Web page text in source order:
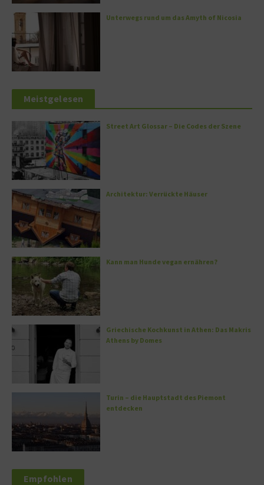
Unterwegs rund um das Amyth of Nicosia
Meistgelesen
Street Art Glossar – Die Codes der Szene
Architektur: Verrückte Häuser
Kann man Hunde vegan ernähren?
Griechische Kochkunst in Athen: Das Makris
Athens by Domes
Turin – die Hauptstadt des Piemont
entdecken
Empfohlen